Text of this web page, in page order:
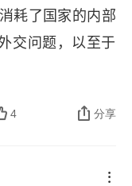
耗了国家的内部
交问题，以至于
4 分享